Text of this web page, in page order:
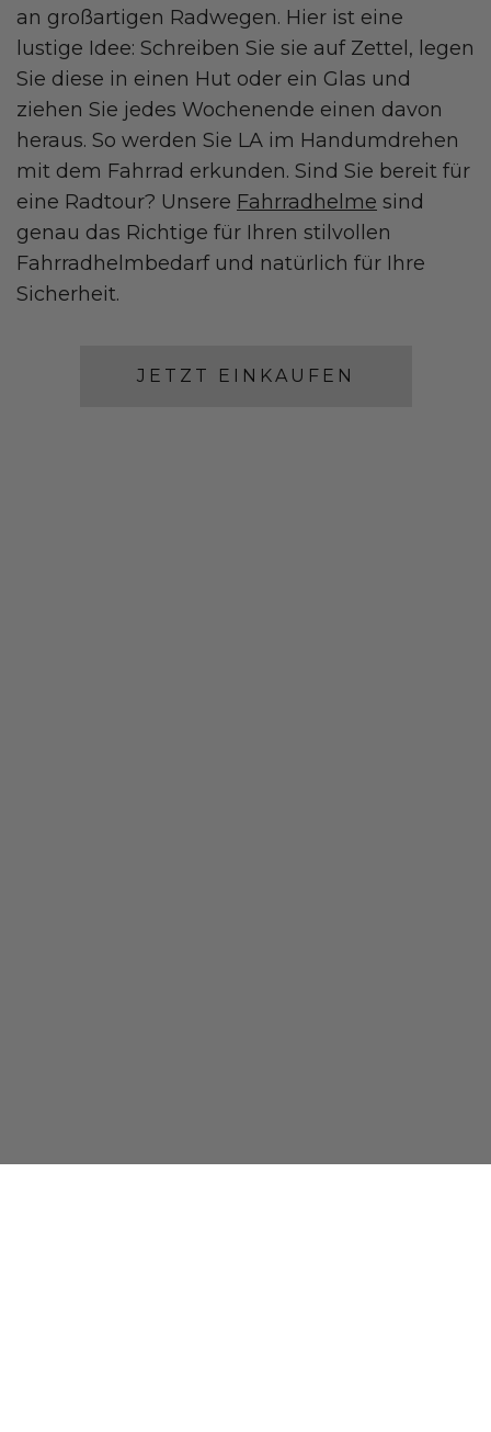
an großartigen Radwegen. Hier ist eine
lustige Idee: Schreiben Sie sie auf Zettel, legen
Sie diese in einen Hut oder ein Glas und
ziehen Sie jedes Wochenende einen davon
heraus. So werden Sie LA im Handumdrehen
mit dem Fahrrad erkunden. Sind Sie bereit für
eine Radtour? Unsere Fahrradhelme sind
genau das Richtige für Ihren stilvollen
Fahrradhelmbedarf und natürlich für Ihre
Sicherheit.
JETZT EINKAUFEN